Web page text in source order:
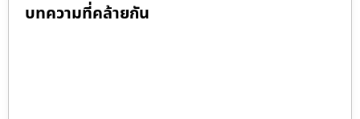
บทความที่คล้ายกัน